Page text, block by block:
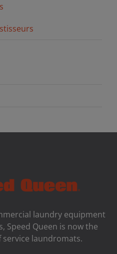
laundry equipment
Speed ​​Queen is now the
service laundromats.